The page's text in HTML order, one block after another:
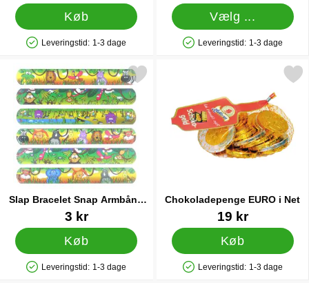
Køb
Produkttilgængelighed: På lager
Leveringstid: 1-3 dage
Vælg ...
Produkttilgængelighed: På lager
Leveringstid: 1-3 dage
Slap Bracelet Snap Armbånd
Jungledyr
Varenr 382343 kr
Køb
Produkttilgængelighed: På lager
Leveringstid: 1-3 dage
slap Bracelet Snap Armbånd Jungledyr som favorit
Chokoladepenge EURO i Net
Varenr 4520519 kr
Køb
Produkttilgængelighed: På lager
Leveringstid: 1-3 dage
Markér chokoladepenge